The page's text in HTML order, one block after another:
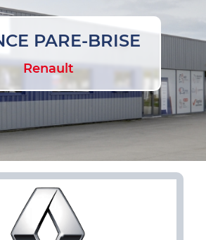
PARE-BRISE
Renault